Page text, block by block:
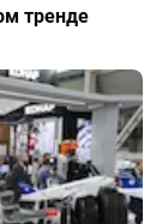
тренде